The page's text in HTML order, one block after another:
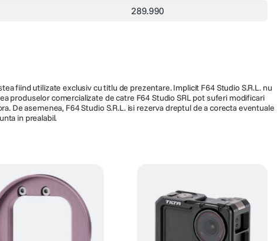
289.990
fiind utilizate exclusiv cu titlu de prezentare. Implicit F64 Studio S.R.L. nu
produselor comercializate de catre F64 Studio SRL pot suferi modificari
asemenea, F64 Studio S.R.L. isi rezerva dreptul de a corecta eventuale
in prealabil.